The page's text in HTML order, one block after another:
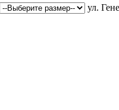
ул.